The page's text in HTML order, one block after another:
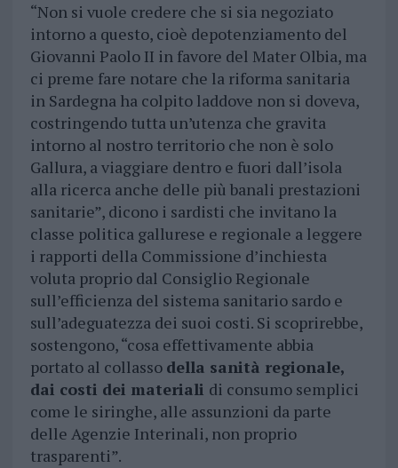
“Non si vuole credere che si sia negoziato
intorno a questo, cioè depotenziamento del
Giovanni Paolo II in favore del Mater Olbia, ma
ci preme fare notare che la riforma sanitaria
in Sardegna ha colpito laddove non si doveva,
costringendo tutta un’utenza che gravita
intorno al nostro territorio che non è solo
Gallura, a viaggiare dentro e fuori dall’isola
alla ricerca anche delle più banali prestazioni
sanitarie”, dicono i sardisti che invitano la
classe politica gallurese e regionale a leggere
i rapporti della Commissione d’inchiesta
voluta proprio dal Consiglio Regionale
sull’efficienza del sistema sanitario sardo e
sull’adeguatezza dei suoi costi. Si scoprirebbe,
sostengono, “cosa effettivamente abbia
portato al collasso della sanità regionale,
dai costi dei materiali di consumo semplici
come le siringhe, alle assunzioni da parte
delle Agenzie Interinali, non proprio
trasparenti”.